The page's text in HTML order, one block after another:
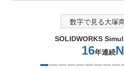
数字で見る大塚
CADスクール講座
2つ目を表